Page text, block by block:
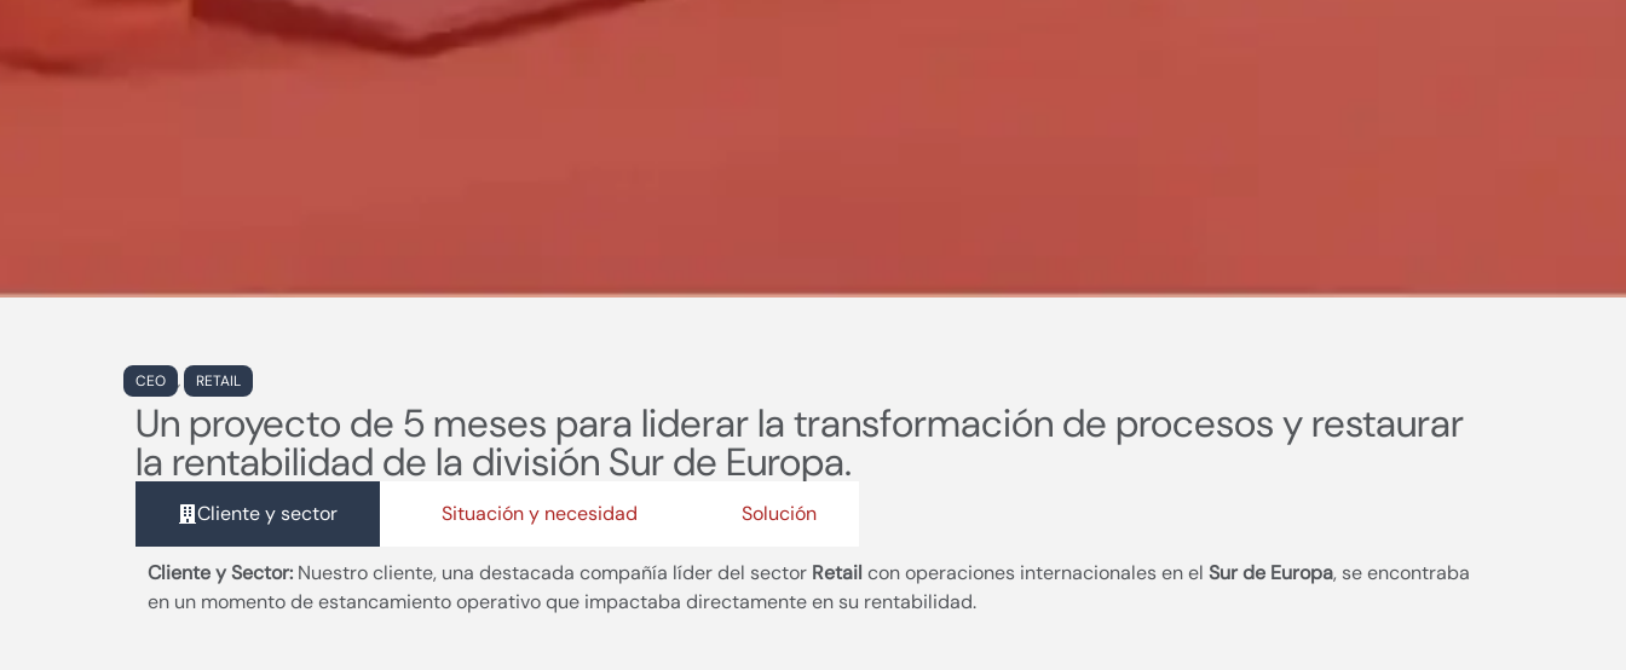
CEO , RETAIL
Un proyecto de 5 meses para liderar la transformación de procesos y restaurar
la rentabilidad de la división Sur de Europa.
Cliente y sector Situación y necesidad Solución
Cliente y Sector: Nuestro cliente, una destacada compañía líder del sector Retail con operaciones internacionales en el Sur de Europa, se encontraba
en un momento de estancamiento operativo que impactaba directamente en su rentabilidad.